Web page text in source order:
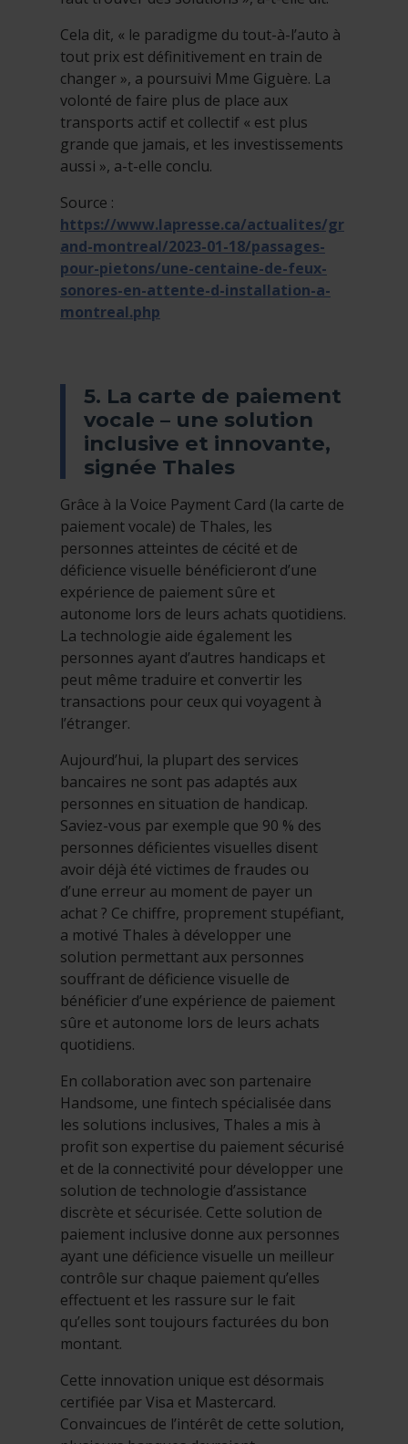
Cela dit, « le paradigme du tout-à-l’auto à
tout prix est définitivement en train de
changer », a poursuivi Mme Giguère. La
volonté de faire plus de place aux
transports actif et collectif « est plus
grande que jamais, et les investissements
aussi », a-t-elle conclu.
Source :
https://www.lapresse.ca/actualites/gr
and-montreal/2023-01-18/passages-
pour-pietons/une-centaine-de-feux-
sonores-en-attente-d-installation-a-
montreal.php
5. La carte de paiement
vocale – une solution
inclusive et innovante,
signée Thales
Grâce à la Voice Payment Card (la carte de
paiement vocale) de Thales, les
personnes atteintes de cécité et de
déficience visuelle bénéficieront d’une
expérience de paiement sûre et
autonome lors de leurs achats quotidiens.
La technologie aide également les
personnes ayant d’autres handicaps et
peut même traduire et convertir les
transactions pour ceux qui voyagent à
l’étranger.
Aujourd’hui, la plupart des services
bancaires ne sont pas adaptés aux
personnes en situation de handicap.
Saviez-vous par exemple que 90 % des
personnes déficientes visuelles disent
avoir déjà été victimes de fraudes ou
d’une erreur au moment de payer un
achat ? Ce chiffre, proprement stupéfiant,
a motivé Thales à développer une
solution permettant aux personnes
souffrant de déficience visuelle de
bénéficier d’une expérience de paiement
sûre et autonome lors de leurs achats
quotidiens.
En collaboration avec son partenaire
Handsome, une fintech spécialisée dans
les solutions inclusives, Thales a mis à
profit son expertise du paiement sécurisé
et de la connectivité pour développer une
solution de technologie d’assistance
discrète et sécurisée. Cette solution de
paiement inclusive donne aux personnes
ayant une déficience visuelle un meilleur
contrôle sur chaque paiement qu’elles
effectuent et les rassure sur le fait
qu’elles sont toujours facturées du bon
montant.
Cette innovation unique est désormais
certifiée par Visa et Mastercard.
Convaincues de l’intérêt de cette solution,